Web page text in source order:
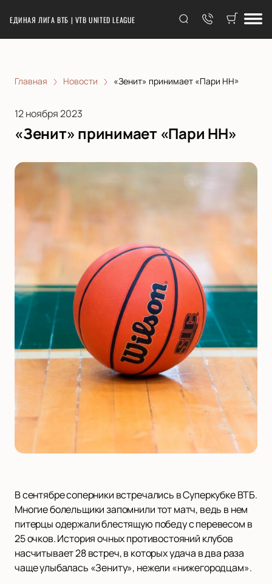
ЕДИНАЯ ЛИГА ВТБ | VTB UNITED LEAGUE
Главная Новости «Зенит» принимает «Пари НН»
12 ноября 2023
«Зенит» принимает «Пари НН»
В сентябре соперники встречались в Суперкубке ВТБ.
Многие болельщики запомнили тот матч, ведь в нем
питерцы одержали блестящую победу с перевесом в
25 очков. История очных противостояний клубов
насчитывает 28 встреч, в которых удача в два раза
чаще улыбалась «Зениту», нежели «нижегородцам».